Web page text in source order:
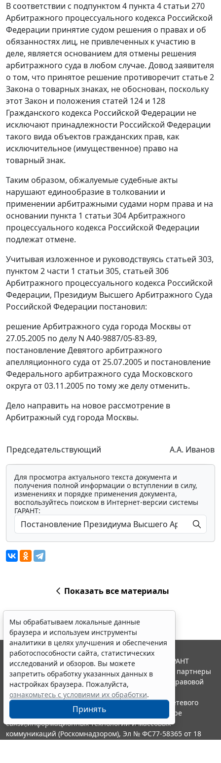
В соответствии с подпунктом 4 пункта 4 статьи 270
Арбитражного процессуального кодекса Российской
Федерации принятие судом решения о правах и об
обязанностях лиц, не привлеченных к участию в
деле, является основанием для отмены решения
арбитражного суда в любом случае. Довод заявителя
о том, что принятое решение противоречит статье 2
Закона о товарных знаках, не обоснован, поскольку
этот Закон и положения статей 124 и 128
Гражданского кодекса Российской Федерации не
исключают принадлежности Российской Федерации
такого вида объектов гражданских прав, как
исключительное (имущественное) право на
товарный знак.
Таким образом, обжалуемые судебные акты
нарушают единообразие в толковании и
применении арбитражными судами норм права и на
основании пункта 1 статьи 304Арбитражного
процессуального кодекса Российской Федерации
подлежат отмене.
Учитывая изложенное и руководствуясь статьей 303,
пунктом 2 части 1 статьи 305, статьей 306
Арбитражного процессуального кодекса Российской
Федерации, Президиум Высшего Арбитражного Суда
Российской Федерации постановил:
решение Арбитражного суда города Москвы от
27.05.2005 по делу N А40-9887/05-83-89,
постановление Девятого арбитражного
апелляционного суда от 25.07.2005 и постановление
Федерального арбитражного суда Московского
округа от 03.11.2005 по тому же делу отменить.
Дело направить на новое рассмотрение в
Арбитражный суд города Москвы.
Председательствующий А.А. Иванов
Для просмотра актуального текста документа и
получения полной информации о вступлении в силу,
изменениях и порядке применения документа,
воспользуйтесь поиском в Интернет-версии системы
ГАРАНТ:
Показать все материалы
Мы обрабатываем локальные данные
браузера и используем инструменты
аналитики в целях улучшения и обеспечения
работоспособности сайта, статистических
исследований и обзоров. Вы можете
запретить обработку указанных данных в
настройках браузера. Пожалуйста,
ознакомьтесь с условиями их обработки.
Принять
© ООО "НПП "ГАРАНТ-СЕРВИС", 2026. Система ГАРАНТ
выпускается с 1990 года. Компания "Гарант" и ее партнеры
являются участниками Российской ассоциации правовой
информации ГАРАНТ.
Портал ГАРАНТ.РУ зарегистрирован в качестве сетевого
издания Федеральной службой по надзору в сфере
связи,информационных технологий и массовых
коммуникаций (Роскомнадзором), Эл № ФС77-58365 от 18